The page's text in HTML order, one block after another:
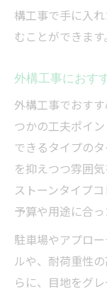
構工事で手に入
むことができます。
外構工事におす
外構工事でおす
つかの工夫ポイ
できるタイプの
を抑えつつ雰囲
ストーンタイプ
予算や用途に合
駐車場やアプロ
ルや、耐荷重性
らに、目地をグ